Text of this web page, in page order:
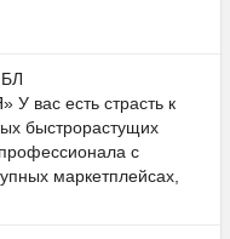
есть страсть к
быстрорастущих
с
маркетплейсах,